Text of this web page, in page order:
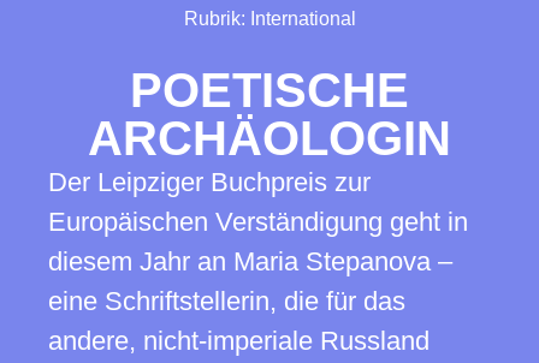
Rubrik: International
POETISCHE
ARCHÄOLOGIN
Der Leipziger Buchpreis zur
Europäischen Verständigung geht in
diesem Jahr an Maria Stepanova –
eine Schriftstellerin, die für das
andere, nicht-imperiale Russland